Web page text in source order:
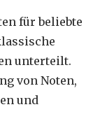
für beliebte
unterteilt.
von Noten,
und